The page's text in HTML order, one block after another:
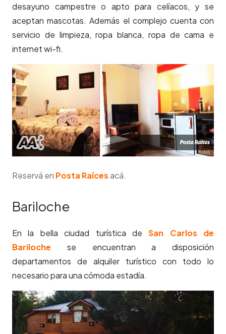
desayuno campestre o apto para celíacos, y se
aceptan mascotas. Además el complejo cuenta con
servicio de limpieza, ropa blanca, ropa de cama e
internet wi-fi.
Reservá en Posta Raícesacá.
Bariloche
En la bella ciudad turística de
San Carlos de
Bariloche se encuentran a disposición
departamentos de alquiler turístico con todo lo
necesario para una cómoda estadía.